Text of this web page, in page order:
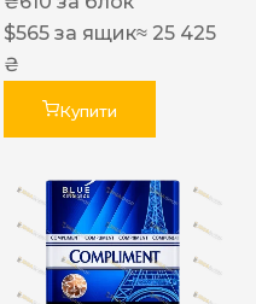
$565 за ящик≈ 25 425
₴
Купити